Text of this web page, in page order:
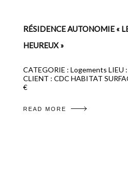
RÉSIDENCE AUTONOMIE «
HEUREUX »
CATEGORIE : Logements LIEU
CLIENT : CDC HABITAT
€
READ MORE